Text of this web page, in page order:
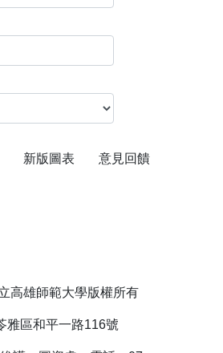
新版圖表
高雄師範大學版權所有
雅區和平一路116號